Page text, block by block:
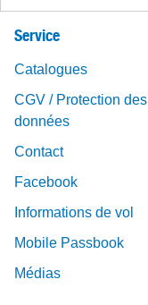
Service
Catalogues
CGV / Protection des
données
Contact
Facebook
Informations de vol
Mobile Passbook
Médias